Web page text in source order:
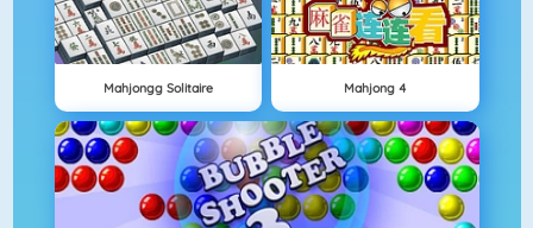
Mahjongg Solitaire Mahjong 4